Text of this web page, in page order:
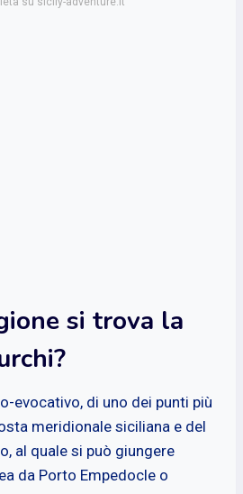
si trova la
evocativo, di uno dei punti più
meridionale siciliana e del
al quale si può giungere
da Porto Empedocle o